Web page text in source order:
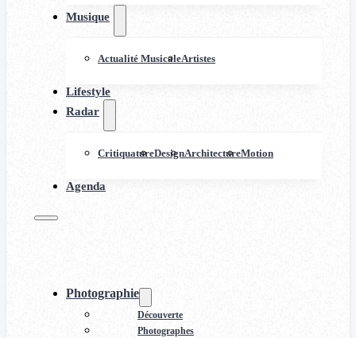
Musique
Actualité MusicaleArtistes
Lifestyle
Radar
CritiquatureDesignArchitectureMotion
Agenda
Photographie
Découverte
Photographes